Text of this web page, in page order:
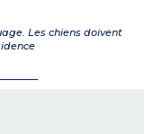
Les chiens doivent